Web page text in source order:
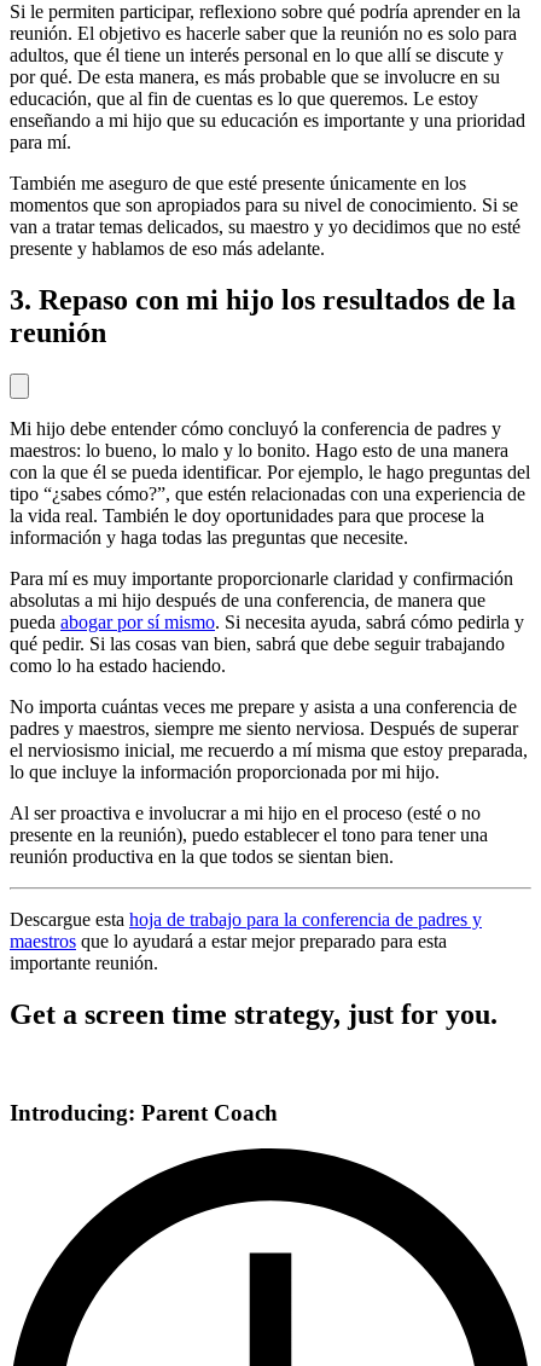
Si le permiten participar, reflexiono sobre qué podría aprender en la
reunión. El objetivo es hacerle saber que la reunión no es solo para
adultos, que él tiene un interés personal en lo que allí se discute y
por qué. De esta manera, es más probable que se involucre en su
educación, que al fin de cuentas es lo que queremos. Le estoy
enseñando a mi hijo que su educación es importante y una prioridad
para mí.
También me aseguro de que esté presente únicamente en los
momentos que son apropiados para su nivel de conocimiento. Si se
van a tratar temas delicados, su maestro y yo decidimos que no esté
presente y hablamos de eso más adelante.
3. Repaso con mi hijo los resultados de la
reunión
Mi hijo debe entender cómo concluyó la conferencia de padres y
maestros: lo bueno, lo malo y lo bonito. Hago esto de una manera
con la que él se pueda identificar. Por ejemplo, le hago preguntas del
tipo “¿sabes cómo?”, que estén relacionadas con una experiencia de
la vida real. También le doy oportunidades para que procese la
información y haga todas las preguntas que necesite.
Para mí es muy importante proporcionarle claridad y confirmación
absolutas a mi hijo después de una conferencia, de manera que
pueda abogar por sí mismo. Si necesita ayuda, sabrá cómo pedirla y
qué pedir. Si las cosas van bien, sabrá que debe seguir trabajando
como lo ha estado haciendo.
No importa cuántas veces me prepare y asista a una conferencia de
padres y maestros, siempre me siento nerviosa. Después de superar
el nerviosismo inicial, me recuerdo a mí misma que estoy preparada,
lo que incluye la información proporcionada por mi hijo.
Al ser proactiva e involucrar a mi hijo en el proceso (esté o no
presente en la reunión), puedo establecer el tono para tener una
reunión productiva en la que todos se sientan bien.
Descargue esta hoja de trabajo para la conferencia de padres y
maestros que lo ayudará a estar mejor preparado para esta
importante reunión.
Get a screen time strategy, just for you.
Introducing: Parent Coach